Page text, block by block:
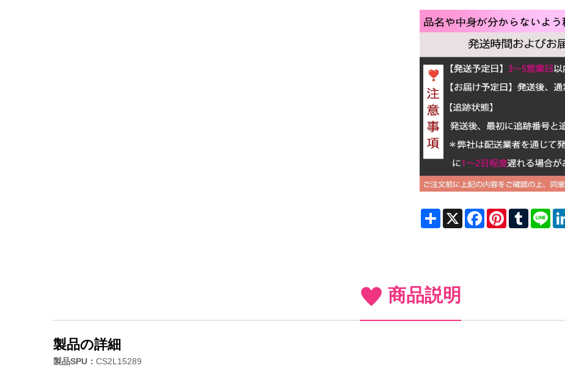
ShareX FacebookPinterestTumblrLine
商品説明
製品の詳細
製品SPU： CS2L15289